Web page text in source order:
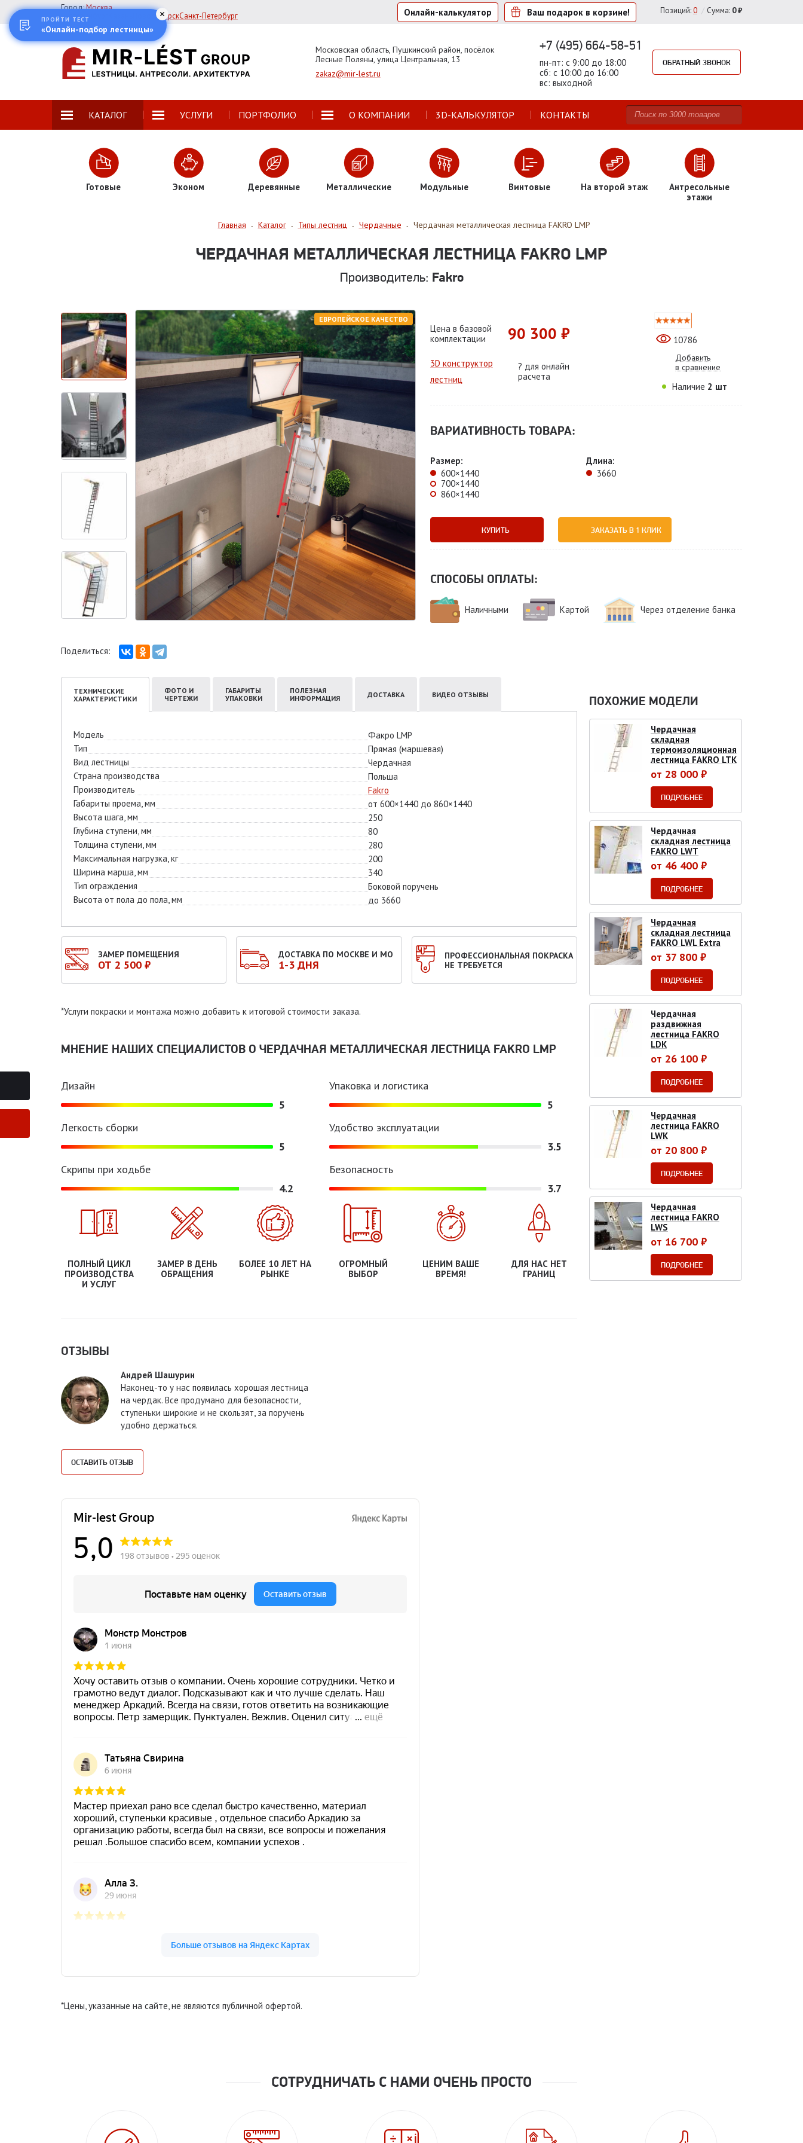
Город:Москва
Екатеринбург
НовосибирскСанкт-Петербург Онлайн-калькулятор Ваш подарок в корзине! Позиций:0 / Сумма: 0 ₽
Московская область, Пушкинский район, посёлок
Лесные Поляны, улица Центральная, 13
zakaz@mir-lest.ru
+7 (495) 664-58-51
пн-пт: с 9:00 до 18:00
сб: с 10:00 до 16:00
вс: выходной
ОБРАТНЫЙ ЗВОНОК
КАТАЛОГ УСЛУГИ ПОРТФОЛИО О КОМПАНИИ 3D-КАЛЬКУЛЯТОР КОНТАКТЫ
Готовые Эконом Деревянные Металлические Модульные Винтовые На второй этаж
Антресольные
этажи
Главная - Каталог - Типы лестниц - Чердачные - Чердачная металлическая лестница FAKRO LMP
ЧЕРДАЧНАЯ МЕТАЛЛИЧЕСКАЯ ЛЕСТНИЦА FAKRO LMP
Производитель: Fakro
ЕВРОПЕЙСКОЕ КАЧЕСТВО
Цена в базовой
комплектации
90 300 ₽
3D конструктор
лестниц
? для онлайн
расчета
10786
Добавить
в сравнение
Наличие 2 шт
ВАРИАТИВНОСТЬ ТОВАРА:
Размер:
600×1440
700×1440
860×1440
Длина:
3660
КУПИТЬ ЗАКАЗАТЬ В 1 КЛИК
СПОСОБЫ ОПЛАТЫ:
Наличными Картой Через отделение банка
Поделиться:
ТЕХНИЧЕСКИЕ
ХАРАКТЕРИСТИКИ
Модель
Факро LMP
Тип
Прямая (маршевая)
Вид лестницы
Чердачная
Страна производства
Польша
Производитель
Fakro
Габариты проема, мм
от 600×1440 до 860×1440
Высота шага, мм
250
Глубина ступени, мм
80
Толщина ступени, мм
280
Максимальная нагрузка, кг
200
Ширина марша, мм
340
Тип ограждения
Боковой поручень
Высота от пола до пола, мм
до 3660
ФОТО И
ЧЕРТЕЖИ
ГАБАРИТЫ
УПАКОВКИ
ПОЛЕЗНАЯ
ИНФОРМАЦИЯ
ДОСТАВКА ВИДЕО ОТЗЫВЫ
ЗАМЕР ПОМЕЩЕНИЯ
ОТ 2 500 ₽
ДОСТАВКА ПО МОСКВЕ И МО
1-3 ДНЯ
ПРОФЕССИОНАЛЬНАЯ ПОКРАСКА
НЕ ТРЕБУЕТСЯ
*Услуги покраски и монтажа можно добавить к итоговой стоимости заказа.
МНЕНИЕ НАШИХ СПЕЦИАЛИСТОВ O ЧЕРДАЧНАЯ МЕТАЛЛИЧЕСКАЯ ЛЕСТНИЦА FAKRO LMP
Дизайн
5
Упаковка и логистика
5
Легкость сборки
5
Удобство эксплуатации
3.5
Скрипы при ходьбе
4.2
Безопасность
3.7
ПОЛНЫЙ ЦИКЛ
ПРОИЗВОДСТВА
И УСЛУГ
ЗАМЕР В ДЕНЬ
ОБРАЩЕНИЯ
БОЛЕЕ 10 ЛЕТ НА
РЫНКЕ
ОГРОМНЫЙ
ВЫБОР
ЦЕНИМ ВАШЕ
ВРЕМЯ!
ДЛЯ НАС НЕТ
ГРАНИЦ
ОТЗЫВЫ
Андрей Шашурин
Наконец-то у нас появилась хорошая лестница
на чердак. Все продумано для безопасности,
ступеньки широкие и не скользят, за поручень
удобно держаться.
ОСТАВИТЬ ОТЗЫВ
ПОХОЖИЕ МОДЕЛИ
Чердачная
складная
термоизоляционная
лестница FAKRO LTK
от 28 000 ₽
ПОДРОБНЕЕ
Чердачная
складная лестница
FAKRO LWT
от 46 400 ₽
ПОДРОБНЕЕ
Чердачная
складная лестница
FAKRO LWL Extra
от 37 800 ₽
ПОДРОБНЕЕ
Чердачная
раздвижная
лестница FAKRO
LDK
от 26 100 ₽
ПОДРОБНЕЕ
Чердачная
лестница FAKRO
LWK
от 20 800 ₽
ПОДРОБНЕЕ
Чердачная
лестница FAKRO
LWS
от 16 700 ₽
ПОДРОБНЕЕ
*Цены, указанные на сайте, не являются публичной офертой.
СОТРУДНИЧАТЬ С НАМИ ОЧЕНЬ ПРОСТО
ПРОЙТИ ТЕСТ
«Онлайн-подбор лестницы»